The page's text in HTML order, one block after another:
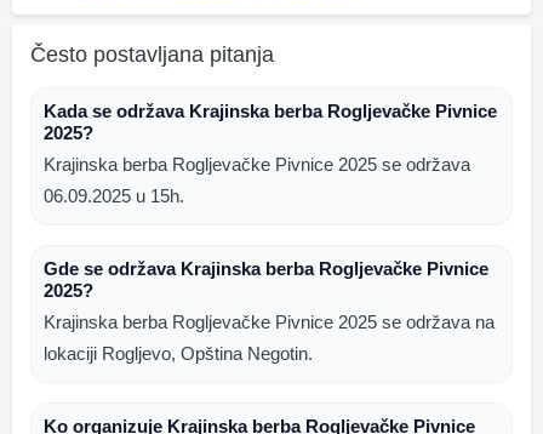
Često postavljana pitanja
Kada se održava Krajinska berba Rogljevačke Pivnice
2025?
Krajinska berba Rogljevačke Pivnice 2025 se održava
06.09.2025 u 15h.
Gde se održava Krajinska berba Rogljevačke Pivnice
2025?
Krajinska berba Rogljevačke Pivnice 2025 se održava na
lokaciji Rogljevo, Opština Negotin.
Ko organizuje Krajinska berba Rogljevačke Pivnice